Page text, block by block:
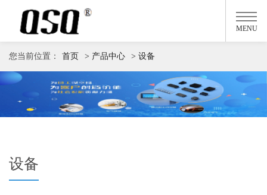
MENU
您当前位置： 首页 > 产品中心 > 设备
设备